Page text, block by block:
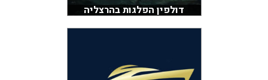
דולפין הפלגות בהרצליה